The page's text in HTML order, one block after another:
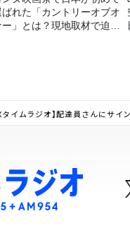
ばれた「カントリーオブオ
」とは？現地取材で迫る
タイムラジオ】配達員さんにサ